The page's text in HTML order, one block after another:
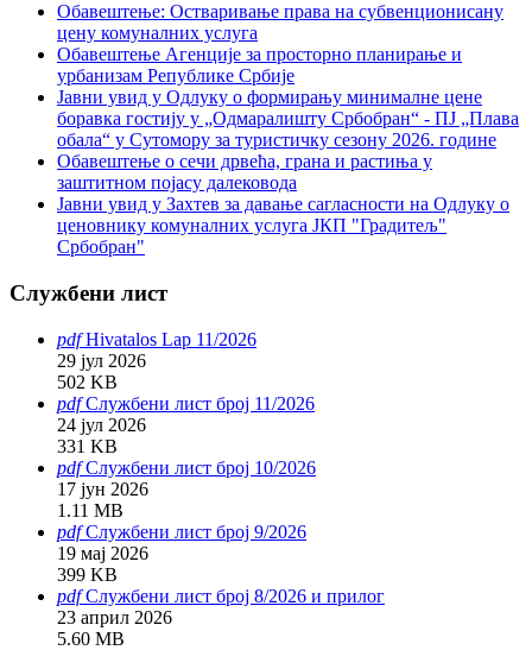
Обавештење: Oстваривање права на субвенционисану
цену комуналних услуга
Обавештење Агенције за просторно планирање и
урбанизам Републике Србије
Јавни увид у Одлуку о формирању минималне цене
боравка гостију у „Одмаралишту Србобран“ - ПЈ „Плава
обала“ у Сутомору за туристичку сезону 2026. године
Обавештење о сечи дрвећа, грана и растиња у
заштитном појасу далековода
Јавни увид у Захтев за давање сагласности на Одлуку o
ценовнику комуналних услуга ЈКП "Градитељ"
Србобран"
Службени лист
pdf Hivatalos Lap 11/2026
29 јул 2026
502 KB
pdf Службени лист број 11/2026
24 јул 2026
331 KB
pdf Службени лист број 10/2026
17 јун 2026
1.11 MB
pdf Службени лист број 9/2026
19 мај 2026
399 KB
pdf Службени лист број 8/2026 и прилог
23 април 2026
5.60 MB